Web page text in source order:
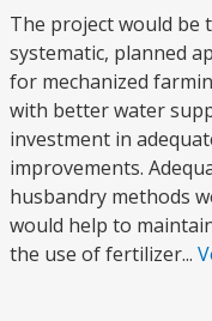
The project would be
systematic, planned
for mechanized
with better water
investment in
improvements.
husbandry methods
would help to
the use of fertilizer...